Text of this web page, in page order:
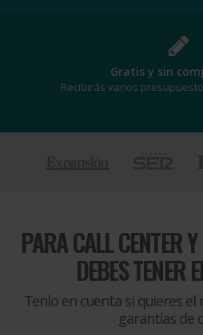
Gratis y sin
Recibirás varios
PARACALL CENTER
DEBES TENER
Tenlo en cuenta si quieres
garantías de